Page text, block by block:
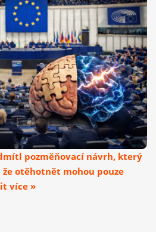
pozměňovací návrh, který
otěhotnět mohou pouze
více »